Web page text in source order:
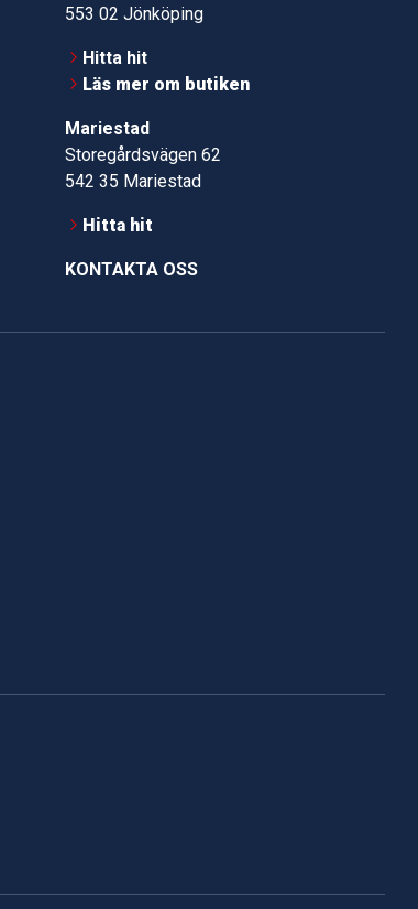
553 02 Jönköping
Hitta hit
Läs mer om butiken
Mariestad
Storegårdsvägen 62
542 35 Mariestad
Hitta hit
KONTAKTA OSS